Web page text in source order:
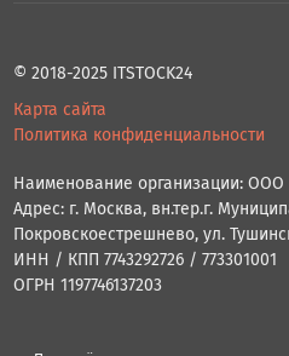
© 2018-2025 ITSTOCK24
Карта сайта
Политика конфиденциальности
Наименование организации: ООО
Адрес: г. Москва, вн.тер.г.
Покровскоестрешнево, ул.
ИНН / КПП 7743292726 / 773301001
ОГРН 1197746137203